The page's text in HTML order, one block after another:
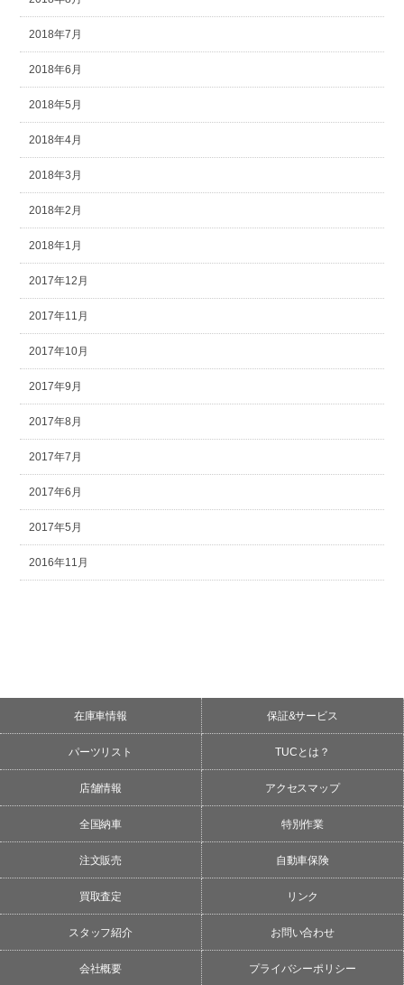
2018年7月
2018年6月
2018年5月
2018年4月
2018年3月
2018年2月
2018年1月
2017年12月
2017年11月
2017年10月
2017年9月
2017年8月
2017年7月
2017年6月
2017年5月
2016年11月
在庫車情報 保証&サービス
パーツリスト TUCとは？
店舗情報 アクセスマップ
全国納車 特別作業
注文販売 自動車保険
買取査定 リンク
スタッフ紹介 お問い合わせ
会社概要 プライバシーポリシー